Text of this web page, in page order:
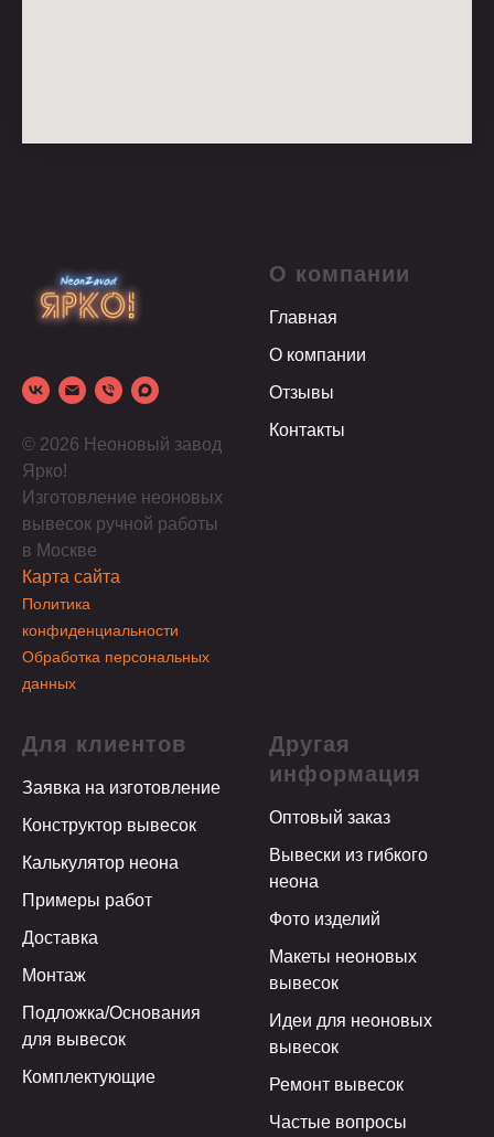
© 2026 Неоновый завод
Ярко!
Изготовление неоновых
вывесок ручной работы
в Москве
Карта сайта
Политика
конфиденциальности
Обработка персональных
данных
О компании
Главная
О компании
Отзывы
Контакты
Для клиентов
Заявка на изготовление
Конструктор вывесок
Калькулятор неона
Примеры работ
Доставка
Монтаж
Подложка/Основания
для вывесок
Комплектующие
Другая
информация
Оптовый заказ
Вывески из гибкого
неона
Фото изделий
Макеты неоновых
вывесок
Идеи для неоновых
вывесок
Ремонт вывесок
Частые вопросы